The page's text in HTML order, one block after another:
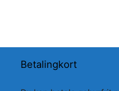
Betalingkort